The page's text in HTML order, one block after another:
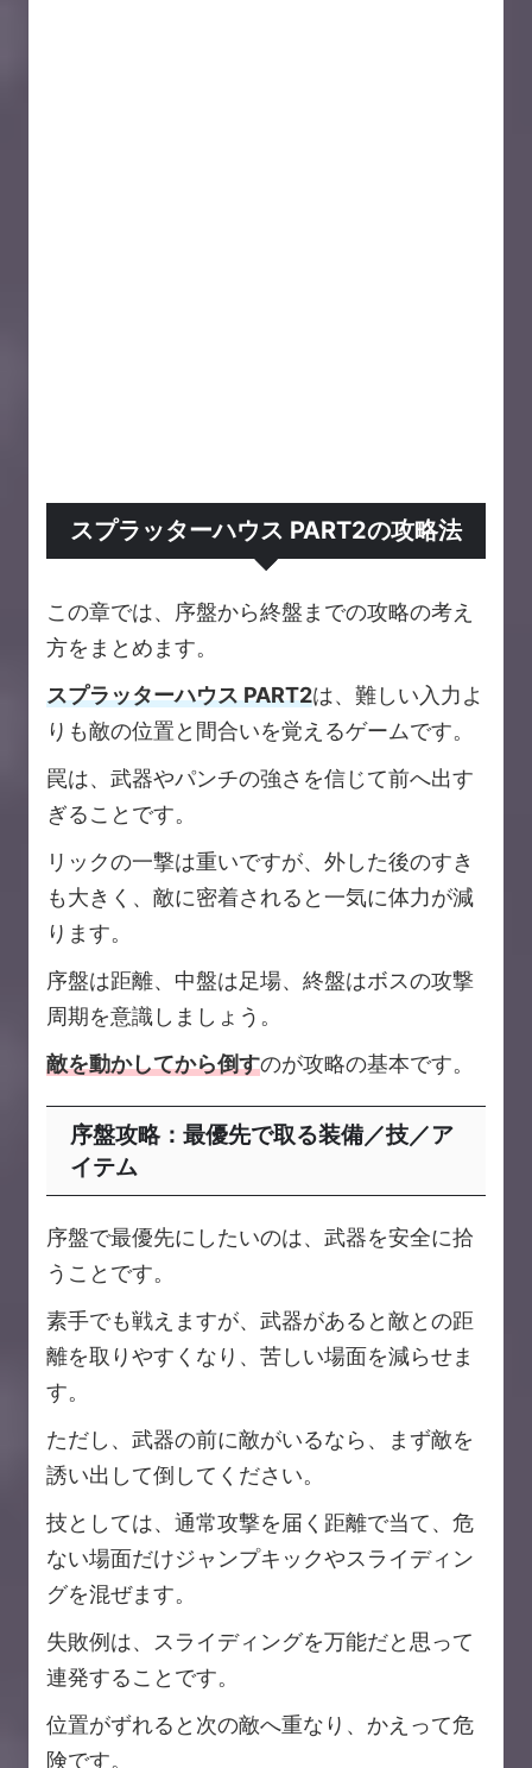
スプラッターハウス PART2の攻略法
この章では、序盤から終盤までの攻略の考え
方をまとめます。
スプラッターハウス PART2は、難しい入力よ
りも敵の位置と間合いを覚えるゲームです。
罠は、武器やパンチの強さを信じて前へ出す
ぎることです。
リックの一撃は重いですが、外した後のすき
も大きく、敵に密着されると一気に体力が減
ります。
序盤は距離、中盤は足場、終盤はボスの攻撃
周期を意識しましょう。
敵を動かしてから倒すのが攻略の基本です。
序盤攻略：最優先で取る装備／技／ア
イテム
序盤で最優先にしたいのは、武器を安全に拾
うことです。
素手でも戦えますが、武器があると敵との距
離を取りやすくなり、苦しい場面を減らせま
す。
ただし、武器の前に敵がいるなら、まず敵を
誘い出して倒してください。
技としては、通常攻撃を届く距離で当て、危
ない場面だけジャンプキックやスライディン
グを混ぜます。
失敗例は、スライディングを万能だと思って
連発することです。
位置がずれると次の敵へ重なり、かえって危
険です。